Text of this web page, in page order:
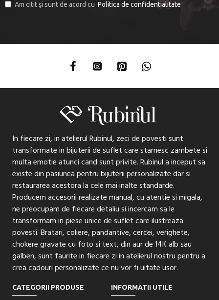
Am citit şi sunt de acord cu Politica de confidentialitate
In fiecare zi, in atelierul Rubinul, zeci de povesti sunt
transformate in bijuterii de suflet care starnesc zambete si
multa emotie atunci cand sunt privite. Rubinul a inceput sa
existe din pasiunea pentru bijuterii personalizate dar si
restaurarea acestora la cele mai inalte standarde.
Producem accesorii realizate manual, cu atentie si migala,
ne preocupam de fiecare detaliu si incercam sa le
transformam in piese unice de suflet care ilustreaza
povesti. Bratari, coliere, pandantive, cercei, verighete,
chokere gravate cu foto si text, din aur de 14K alb sau
galben, sunt faurite in fiecare zi in atelierul nostru pentru a
crea cadouri personalizate ce nu vor fi uitate usor.
CATEGORII PRODUSE INFORMATII UTILE